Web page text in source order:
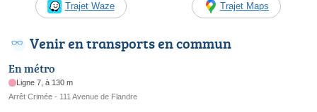
Trajet Waze Trajet Maps
Venir en transports en commun
En métro
Ligne 7, à 130 m
Arrêt Crimée - 111 Avenue de Flandre